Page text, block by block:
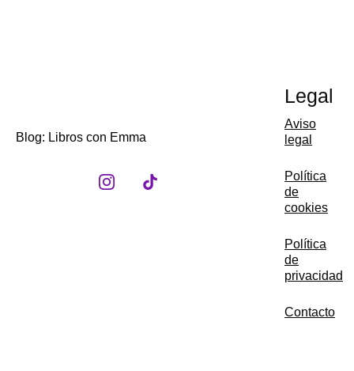
Blog: Libros con Emma
Legal
Aviso
legal
Política
de
cookies
Política
de
privacidad
Contacto